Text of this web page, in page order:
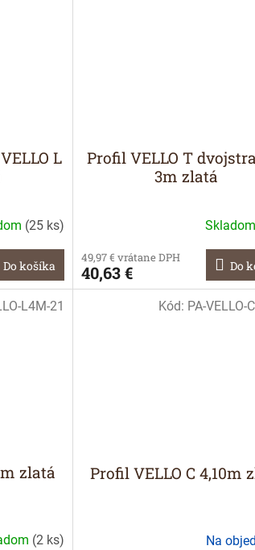
L
(25 ks)
Do košíka
Profil VELLO T
3m zlatá
Skladom
49,97 € vrátane DPH
40,63 € Do
zlatá
(2 ks)
L4M-21
Profil VELLO C 4,10m
Na
Kód: PA-VELLO-